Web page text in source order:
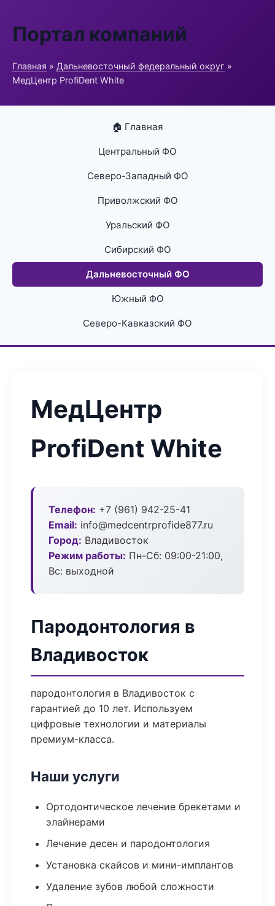
Портал компаний
Главная » Дальневосточный федеральный округ »
МедЦентр ProfiDent White
🏠 Главная
Центральный ФО
Северо-Западный ФО
Приволжский ФО
Уральский ФО
Сибирский ФО
Дальневосточный ФО
Южный ФО
Северо-Кавказский ФО
МедЦентр
ProfiDent White
Телефон: +7 (961) 942-25-41
Email: info@medcentrprofide877.ru
Город: Владивосток
Режим работы: Пн-Сб: 09:00-21:00,
Вс: выходной
Пародонтология в
Владивосток
пародонтология в Владивосток с
гарантией до 10 лет. Используем
цифровые технологии и материалы
премиум-класса.
Наши услуги
Ортодонтическое лечение брекетами и
элайнерами
Лечение десен и пародонтология
Установка скайсов и мини-имплантов
Удаление зубов любой сложности